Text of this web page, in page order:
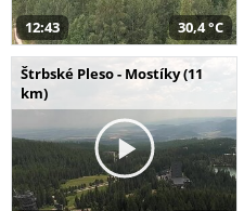
12:43 30,4 °C
Štrbské Pleso - Mostíky (11
km)